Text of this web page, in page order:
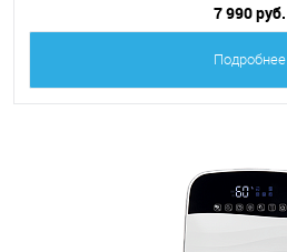
7 990 руб.
Подробнее